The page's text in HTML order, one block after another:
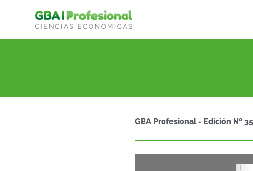
contenido
GBA Profesional - Edición Nº 35